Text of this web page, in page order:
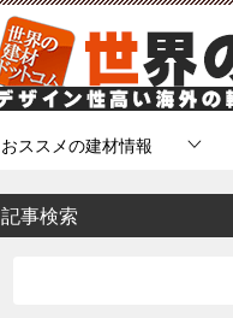
おススメの建材情報
記事検索